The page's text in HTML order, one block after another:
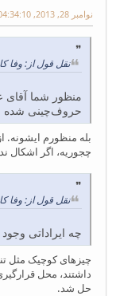
نوامبر 28, 2013, 04:34:10 بعد از ظهر
نقل قول از: وفا کارن‌پهلو در
منظور شما
حروف‌چینی شده
بله منظورم
چجوریه، اگر اشکال
نقل قول از: وفا کارن‌پهلو در
چه ایراداتی
چیزهای کوچیک مثل
حل شد.